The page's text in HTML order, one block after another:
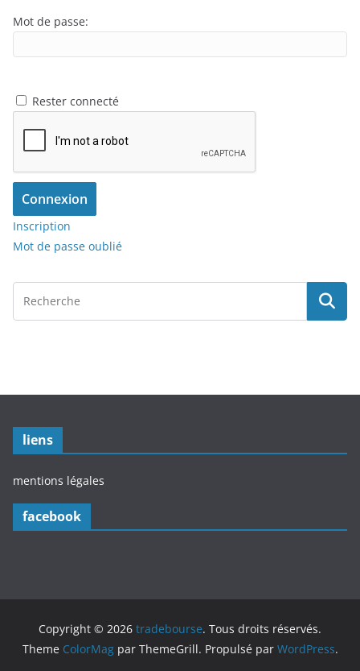
Mot de passe:
Rester connecté
Connexion
Inscription
Mot de passe oublié
liens
mentions légales
facebook
Copyright © 2026 tradebourse. Tous droits réservés.
Theme ColorMagpar ThemeGrill. Propulsé par WordPress.